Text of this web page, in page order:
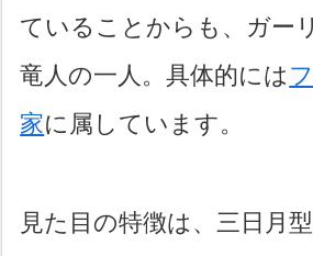
ていることからも、ガー
竜人の一人。具体的には
家に属しています。
見た目の特徴は、三日月